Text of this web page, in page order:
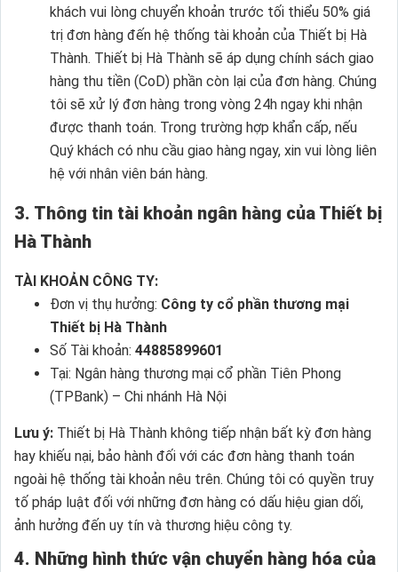
khách vui lòng chuyển khoản trước tối thiểu 50% giá
trị đơn hàng đến hệ thống tài khoản của Thiết bị Hà
Thành. Thiết bị Hà Thành sẽ áp dụng chính sách giao
hàng thu tiền (CoD) phần còn lại của đơn hàng. Chúng
tôi sẽ xử lý đơn hàng trong vòng 24h ngay khi nhận
được thanh toán. Trong trường hợp khẩn cấp, nếu
Quý khách có nhu cầu giao hàng ngay, xin vui lòng liên
hệ với nhân viên bán hàng.
3. Thông tin tài khoản ngân hàng của Thiết bị
Hà Thành
TÀI KHOẢN CÔNG TY:
Đơn vị thụ hưởng: Công ty cổ phần thương mại
Thiết bị Hà Thành
Số Tài khoản: 44885899601
Tại: Ngân hàng thương mại cổ phần Tiên Phong
(TPBank) – Chi nhánh Hà Nội
Lưu ý: Thiết bị Hà Thành không tiếp nhận bất kỳ đơn hàng
hay khiếu nại, bảo hành đối với các đơn hàng thanh toán
ngoài hệ thống tài khoản nêu trên. Chúng tôi có quyền truy
tố pháp luật đối với những đơn hàng có dấu hiệu gian dối,
ảnh hưởng đến uy tín và thương hiệu công ty.
4. Những hình thức vận chuyển hàng hóa của